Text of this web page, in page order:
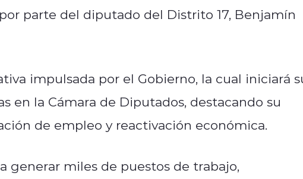
parte del diputado del Distrito 17, Benjamín
impulsada por el Gobierno, la cual iniciará
en la Cámara de Diputados, destacando su
de empleo y reactivación económica.
generar miles de puestos de trabajo,